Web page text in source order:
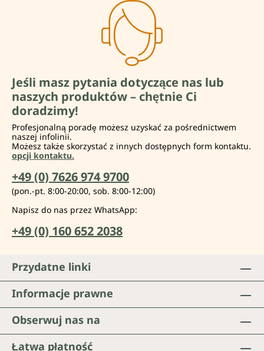
Jeśli masz pytania dotyczące nas lub
naszych produktów – chętnie Ci
doradzimy!
Profesjonalną poradę możesz uzyskać za pośrednictwem
naszej infolinii.
Możesz także skorzystać z innych dostępnych form kontaktu.
opcji kontaktu.
+49 (0) 7626 974 9700
(pon.-pt. 8:00-20:00, sob. 8:00-12:00)
Napisz do nas przez WhatsApp:
+49 (0) 160 652 2038
Obserwuj nas na
Łatwa płatność
Przydatne linki
Informacje prawne